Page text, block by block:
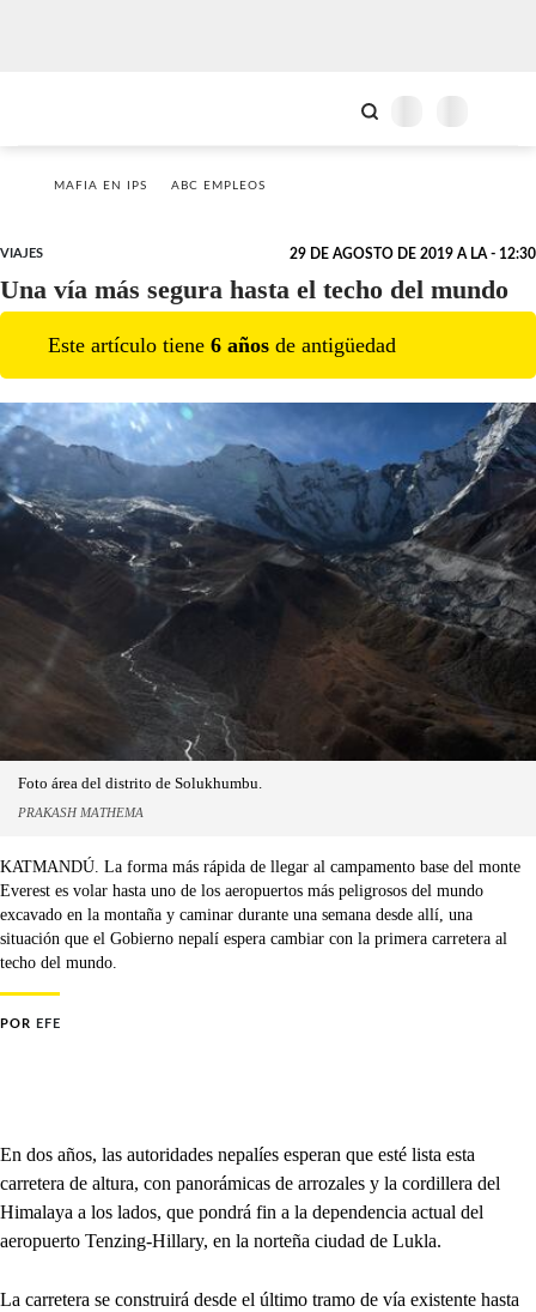
MAFIA EN IPS ABC EMPLEOS
VIAJES 29 DE AGOSTO DE 2019 A LA - 12:30
Una vía más segura hasta el techo del mundo
Este artículo tiene 6 años de antigüedad
Foto área del distrito de Solukhumbu.
PRAKASH MATHEMA
KATMANDÚ. La forma más rápida de llegar al campamento base del monte
Everest es volar hasta uno de los aeropuertos más peligrosos del mundo
excavado en la montaña y caminar durante una semana desde allí, una
situación que el Gobierno nepalí espera cambiar con la primera carretera al
techo del mundo.
POR EFE
En dos años, las autoridades nepalíes esperan que esté lista esta
carretera de altura, con panorámicas de arrozales y la cordillera del
Himalaya a los lados, que pondrá fin a la dependencia actual del
aeropuerto Tenzing-Hillary, en la norteña ciudad de Lukla.
La carretera se construirá desde el último tramo de vía existente hasta